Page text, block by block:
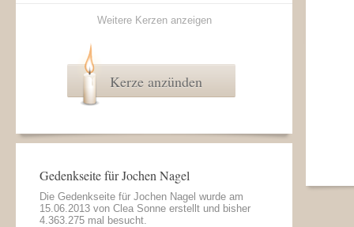
Weitere Kerzen anzeigen
Kerze anzünden
Gedenkseite für Jochen Nagel
Die Gedenkseite für Jochen Nagel wurde am
15.06.2013 von Clea Sonne erstellt und bisher
4.363.275 mal besucht.